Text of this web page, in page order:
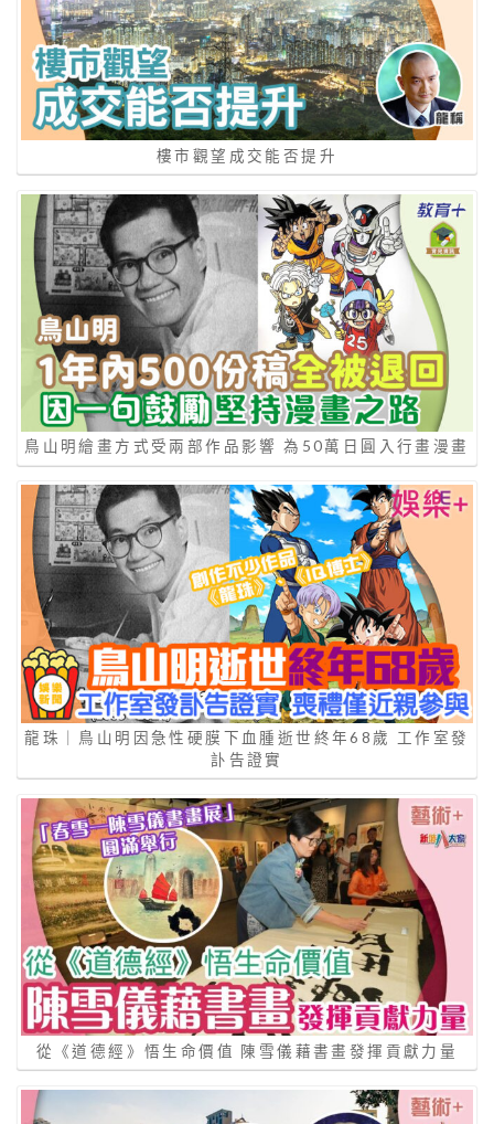
樓市觀望成交能否提升
鳥山明繪畫方式受兩部作品影響 為50萬日圓入行畫漫畫
龍珠｜鳥山明因急性硬膜下血腫逝世終年68歲 工作室發
訃告證實
從《道德經》悟生命價值 陳雪儀藉書畫發揮貢獻力量